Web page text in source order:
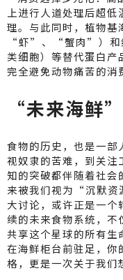
上进行人道处理后超
理。与此同时，植物基
“虾”、“蟹肉”）和
类细胞）等替代蛋白
完全避免动物痛苦的消
“未来海鲜”
食物的历史，也是一部
视奴隶的苦难，到关注
知的突破都伴随着社会
来被我们视为“沉默
大讨论，或许正是一
续的未来食物系统，
共享这个星球的所有生
在海鲜柜台前驻足，你
格，更是一次关于我们